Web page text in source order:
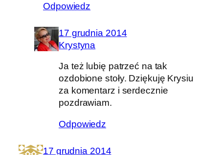
Odpowiedz
17 grudnia 2014
Krystyna
Ja też lubię patrzeć na tak
ozdobione stoły. Dziękuję Krysiu
za komentarz i serdecznie
pozdrawiam.
Odpowiedz
17 grudnia 2014